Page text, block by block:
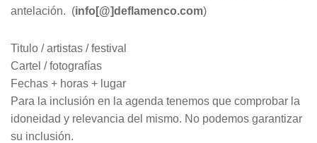
antelación. (info[@]deflamenco.com)
Titulo / artistas / festival
Cartel / fotografías
Fechas + horas + lugar
Para la inclusión en la agenda tenemos que comprobar la
idoneidad y relevancia del mismo. No podemos garantizar
su inclusión.